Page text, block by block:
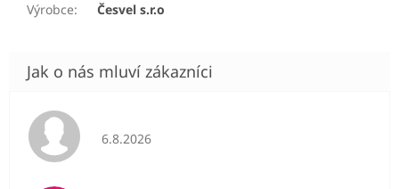
Výrobce: Česvel s.r.o
Hodnocení obchodu je 5 z 5 hvězdiček.
6.8.2026